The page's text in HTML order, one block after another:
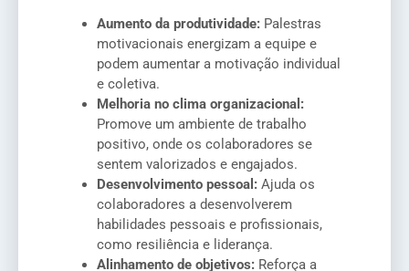
Aumento da produtividade: Palestras
motivacionais energizam a equipe e
podem aumentar a motivação individual
e coletiva.
Melhoria no clima organizacional:
Promove um ambiente de trabalho
positivo, onde os colaboradores se
sentem valorizados e engajados.
Desenvolvimento pessoal: Ajuda os
colaboradores a desenvolverem
habilidades pessoais e profissionais,
como resiliência e liderança.
Alinhamento de objetivos: Reforça a